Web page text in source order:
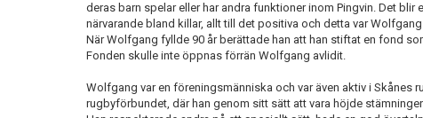
deras barn spelar eller har andra funktioner inom Pingvin. Det blir
närvarande bland killar, allt till det positiva och detta var
När Wolfgang fyllde 90 år berättade han att han stiftat en fond
Fonden skulle inte öppnas förrän Wolfgang avlidit.
Wolfgang var en föreningsmänniska och var även aktiv i Skånes
rugbyförbundet, där han genom sitt sätt att vara höjde